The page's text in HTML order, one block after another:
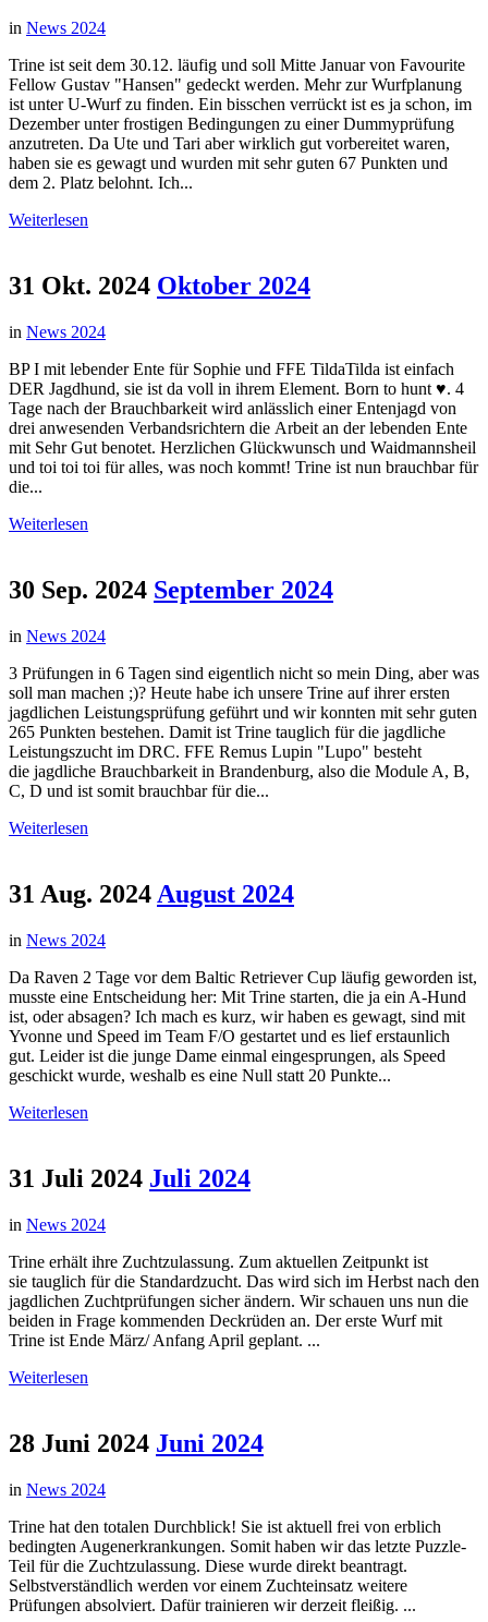
in News 2024
Trine ist seit dem 30.12. läufig und soll Mitte Januar von Favourite
Fellow Gustav "Hansen" gedeckt werden. Mehr zur Wurfplanung
ist unter U-Wurf zu finden. Ein bisschen verrückt ist es ja schon, im
Dezember unter frostigen Bedingungen zu einer Dummyprüfung
anzutreten. Da Ute und Tari aber wirklich gut vorbereitet waren,
haben sie es gewagt und wurden mit sehr guten 67 Punkten und
dem 2. Platz belohnt. Ich...
Weiterlesen
31 Okt. 2024 Oktober 2024
in News 2024
BP I mit lebender Ente für Sophie und FFE TildaTilda ist einfach
DER Jagdhund, sie ist da voll in ihrem Element. Born to hunt ♥. 4
Tage nach der Brauchbarkeit wird anlässlich einer Entenjagd von
drei anwesenden Verbandsrichtern die Arbeit an der lebenden Ente
mit Sehr Gut benotet. Herzlichen Glückwunsch und Waidmannsheil
und toi toi toi für alles, was noch kommt! Trine ist nun brauchbar für
die...
Weiterlesen
30 Sep. 2024 September 2024
in News 2024
3 Prüfungen in 6 Tagen sind eigentlich nicht so mein Ding, aber was
soll man machen ;)? Heute habe ich unsere Trine auf ihrer ersten
jagdlichen Leistungsprüfung geführt und wir konnten mit sehr guten
265 Punkten bestehen. Damit ist Trine tauglich für die jagdliche
Leistungszucht im DRC. FFE Remus Lupin "Lupo" besteht
die jagdliche Brauchbarkeit in Brandenburg, also die Module A, B,
C, D und ist somit brauchbar für die...
Weiterlesen
31 Aug. 2024 August 2024
in News 2024
Da Raven 2 Tage vor dem Baltic Retriever Cup läufig geworden ist,
musste eine Entscheidung her: Mit Trine starten, die ja ein A-Hund
ist, oder absagen? Ich mach es kurz, wir haben es gewagt, sind mit
Yvonne und Speed im Team F/O gestartet und es lief erstaunlich
gut. Leider ist die junge Dame einmal eingesprungen, als Speed
geschickt wurde, weshalb es eine Null statt 20 Punkte...
Weiterlesen
31 Juli 2024 Juli 2024
in News 2024
Trine erhält ihre Zuchtzulassung. Zum aktuellen Zeitpunkt ist
sie tauglich für die Standardzucht. Das wird sich im Herbst nach den
jagdlichen Zuchtprüfungen sicher ändern. Wir schauen uns nun die
beiden in Frage kommenden Deckrüden an. Der erste Wurf mit
Trine ist Ende März/ Anfang April geplant. ...
Weiterlesen
28 Juni 2024 Juni 2024
in News 2024
Trine hat den totalen Durchblick! Sie ist aktuell frei von erblich
bedingten Augenerkrankungen. Somit haben wir das letzte Puzzle-
Teil für die Zuchtzulassung. Diese wurde direkt beantragt.
Selbstverständlich werden vor einem Zuchteinsatz weitere
Prüfungen absolviert. Dafür trainieren wir derzeit fleißig. ...